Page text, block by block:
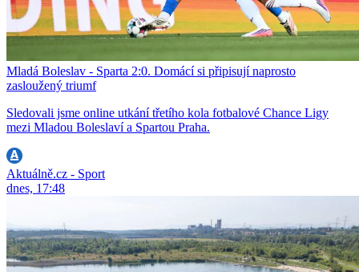
Mladá Boleslav - Sparta 2:0. Domácí si připisují naprosto
zasloužený triumf
Sledovali jsme online utkání třetího kola fotbalové Chance Ligy
mezi Mladou Boleslaví a Spartou Praha.
Aktuálně.cz - Sport
dnes, 17:48